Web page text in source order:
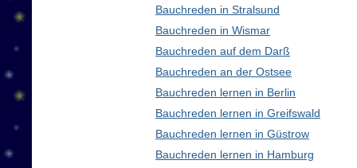
Bauchreden in Stralsund
Bauchreden in Wismar
Bauchreden auf dem Darß
Bauchreden an der Ostsee
Bauchreden lernen in Berlin
Bauchreden lernen in Greifswald
Bauchreden lernen in Güstrow
Bauchreden lernen in Hamburg